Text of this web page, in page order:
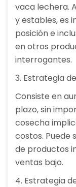
vaca lechera.
y estables, es
posición e
en otros
interrogantes.
3. Estrategia
Consiste en
plazo, sin
cosecha
costos. Puede
de productos
ventas bajo.
4. Estrategia